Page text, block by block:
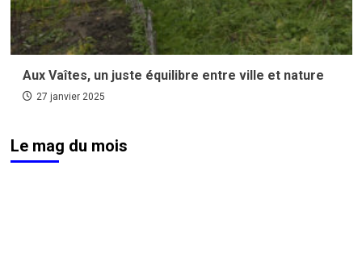
Aux Vaîtes, un juste équilibre entre ville et nature
27 janvier 2025
Le mag du mois